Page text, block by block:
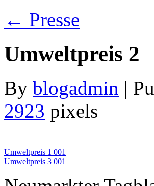
← Presse
Umweltpreis 2
By blogadmin |
2923 pixels
Umweltpreis 1 001
Umweltpreis 3 001